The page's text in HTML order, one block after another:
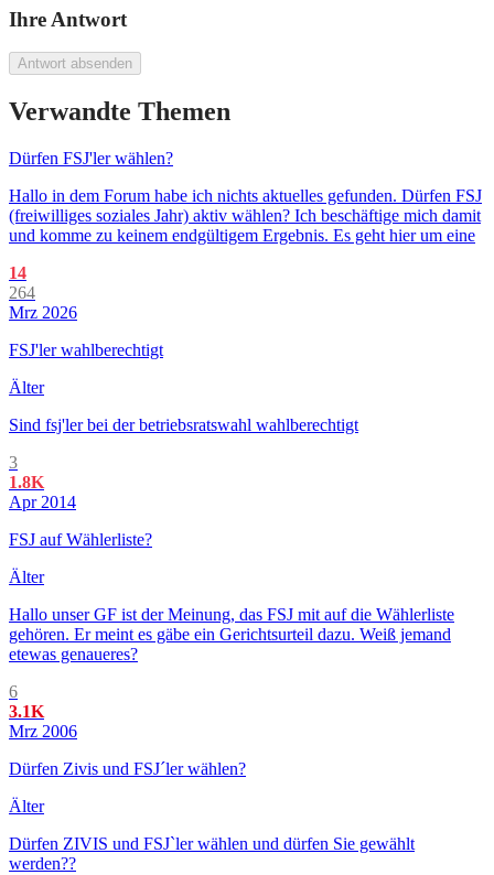
Ihre Antwort
Antwort absenden
Verwandte Themen
Dürfen FSJ'ler wählen?
Hallo in dem Forum habe ich nichts aktuelles gefunden. Dürfen FSJ
(freiwilliges soziales Jahr) aktiv wählen? Ich beschäftige mich damit
und komme zu keinem endgültigem Ergebnis. Es geht hier um eine
14
264
Mrz 2026
FSJ'ler wahlberechtigt
Älter
Sind fsj'ler bei der betriebsratswahl wahlberechtigt
3
1.8K
Apr 2014
FSJ auf Wählerliste?
Älter
Hallo unser GF ist der Meinung, das FSJ mit auf die Wählerliste
gehören. Er meint es gäbe ein Gerichtsurteil dazu. Weiß jemand
etewas genaueres?
6
3.1K
Mrz 2006
Dürfen Zivis und FSJ´ler wählen?
Älter
Dürfen ZIVIS und FSJ`ler wählen und dürfen Sie gewählt
werden??